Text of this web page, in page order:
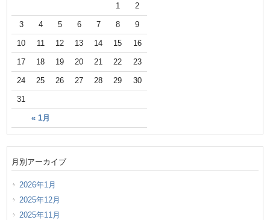
« 1月
1 2
3 4 5 6 7 8 9
10 11 12 13 14 15 16
17 18 19 20 21 22 23
24 25 26 27 28 29 30
31
月別アーカイブ
2026年1月
2025年12月
2025年11月